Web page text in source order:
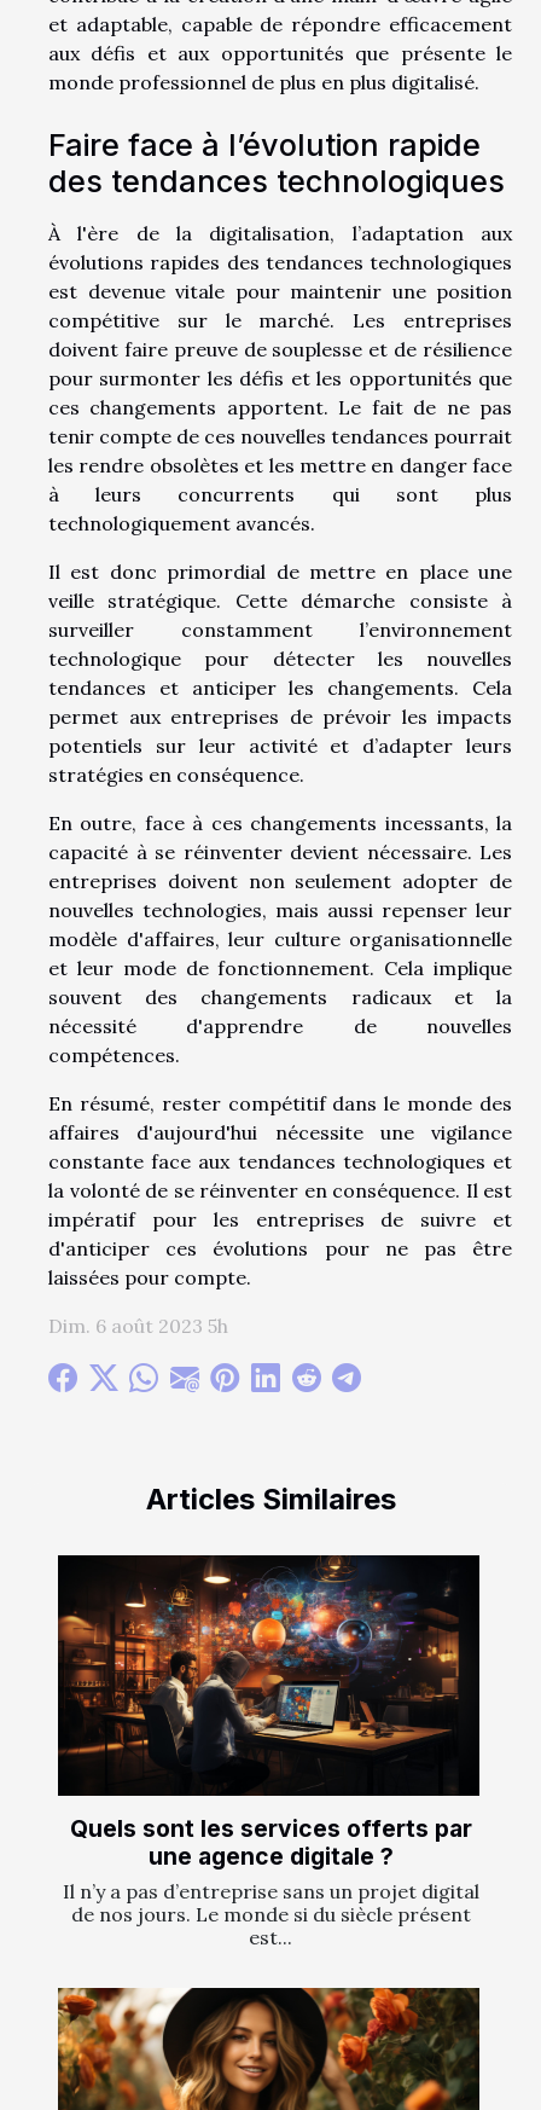
Articles Similaires
Quels sont les services offerts par
une agence digitale ?
Il n’y a pas d’entreprise sans un projet digital
de nos jours. Le monde si du siècle présent
est...
et adaptable, capable de répondre efficacement
aux défis et aux opportunités que présente le
monde professionnel de plus en plus digitalisé.
Faire face à l’évolution rapide
des tendances technologiques
À l'ère de la digitalisation, l’adaptation aux
évolutions rapides des tendances technologiques
est devenue vitale pour maintenir une position
compétitive sur le marché. Les entreprises
doivent faire preuve de souplesse et de résilience
pour surmonter les défis et les opportunités que
ces changements apportent. Le fait de ne pas
tenir compte de ces nouvelles tendances pourrait
les rendre obsolètes et les mettre en danger face
à leurs concurrents qui sont plus
technologiquement avancés.
Il est donc primordial de mettre en place une
veille stratégique. Cette démarche consiste à
surveiller constamment l’environnement
technologique pour détecter les nouvelles
tendances et anticiper les changements. Cela
permet aux entreprises de prévoir les impacts
potentiels sur leur activité et d’adapter leurs
stratégies en conséquence.
En outre, face à ces changements incessants, la
capacité à se réinventer devient nécessaire. Les
entreprises doivent non seulement adopter de
nouvelles technologies, mais aussi repenser leur
modèle d'affaires, leur culture organisationnelle
et leur mode de fonctionnement. Cela implique
souvent des changements radicaux et la
nécessité d'apprendre de nouvelles
compétences.
En résumé, rester compétitif dans le monde des
affaires d'aujourd'hui nécessite une vigilance
constante face aux tendances technologiques et
la volonté de se réinventer en conséquence. Il est
impératif pour les entreprises de suivre et
d'anticiper ces évolutions pour ne pas être
laissées pour compte.
Dim. 6 août 2023 5h